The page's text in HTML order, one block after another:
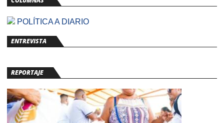
POLÍTICA A DIARIO
ENTREVISTA
REPORTAJE